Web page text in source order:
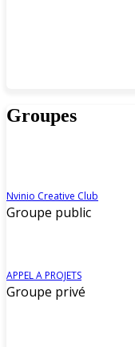
Groupes
Nvinio Creative Club
Groupe public
APPEL A PROJETS
Groupe privé